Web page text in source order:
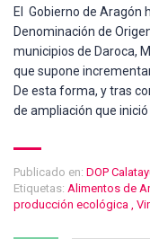
El Gobierno de Aragón
Denominación de
municipios de Daroca,
que supone
De esta forma, y tras
de ampliación que
Publicado en: DOP
Etiquetas: Alimentos de
producción ecológica ,